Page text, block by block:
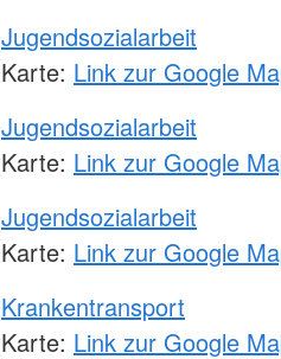
Jugendsozialarbeit
Karte: Link zur Google
Jugendsozialarbeit
Karte: Link zur Google
Jugendsozialarbeit
Karte: Link zur Google
Krankentransport
Karte: Link zur Google